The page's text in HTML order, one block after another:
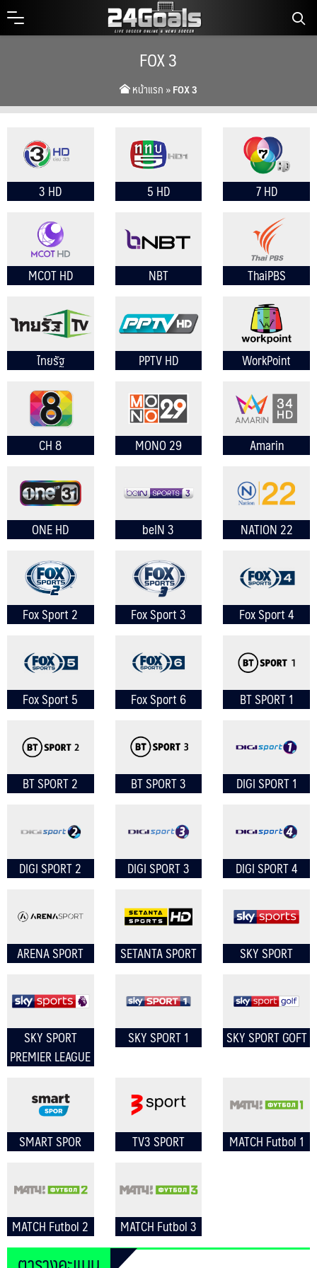
Skip
NEWS
ค้นหา
FOX 3
หน้าแรก »FOX 3
3 HD 5 HD 7 HD
MCOT HD NBT ThaiPBS
ไทยรัฐ PPTV HD WorkPoint
CH 8 MONO 29 Amarin
ONE HD beIN 3 NATION 22
Fox Sport 2 Fox Sport 3 Fox Sport 4
Fox Sport 5 Fox Sport 6 BT SPORT 1
BT SPORT 2 BT SPORT 3 DIGI SPORT 1
DIGI SPORT 2 DIGI SPORT 3 DIGI SPORT 4
ARENA SPORT SETANTA SPORT SKY SPORT
SKY SPORT
PREMIER LEAGUE
SKY SPORT 1 SKY SPORT GOFT
SMART SPOR TV3 SPORT MATCH Futbol 1
MATCH Futbol 2 MATCH Futbol 3